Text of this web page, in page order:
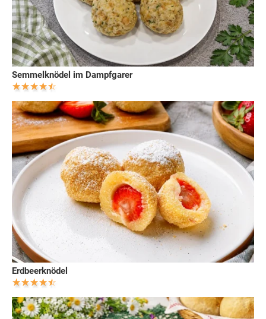
Semmelknödel im Dampfgarer
Erdbeerknödel